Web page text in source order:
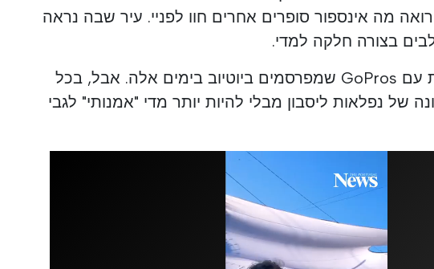
מה אינספור סופרים אחרים חוו לפניי. עיר שבה נראה
בצורה חלקה למדי.
כמוני מוצגים נגד זוגות עם GoPros שמפרסמים ביוטיוב בימים אלה. אבל, בכל
של נפלאות ליסבון מבלי להיות יותר מדי "אמנותי" לגבי